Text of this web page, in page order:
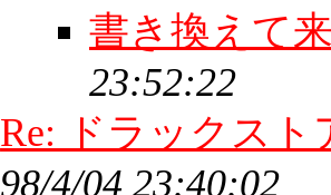
書き換えて
23:52:22
Re: ドラックス
98/4/04 23:40:02